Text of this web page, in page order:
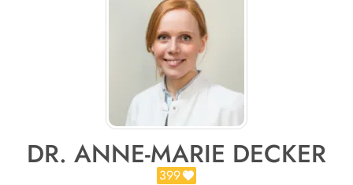
DR. ANNE-MARIE DECKER
399